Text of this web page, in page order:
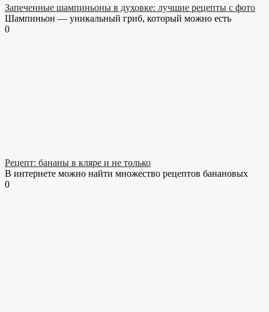
Запеченные шампиньоны в духовке: лучшие рецепты с фото
Шампиньон — уникальный гриб, который можно есть
0
Рецепт: бананы в кляре и не только
В интернете можно найти множество рецептов банановых
0